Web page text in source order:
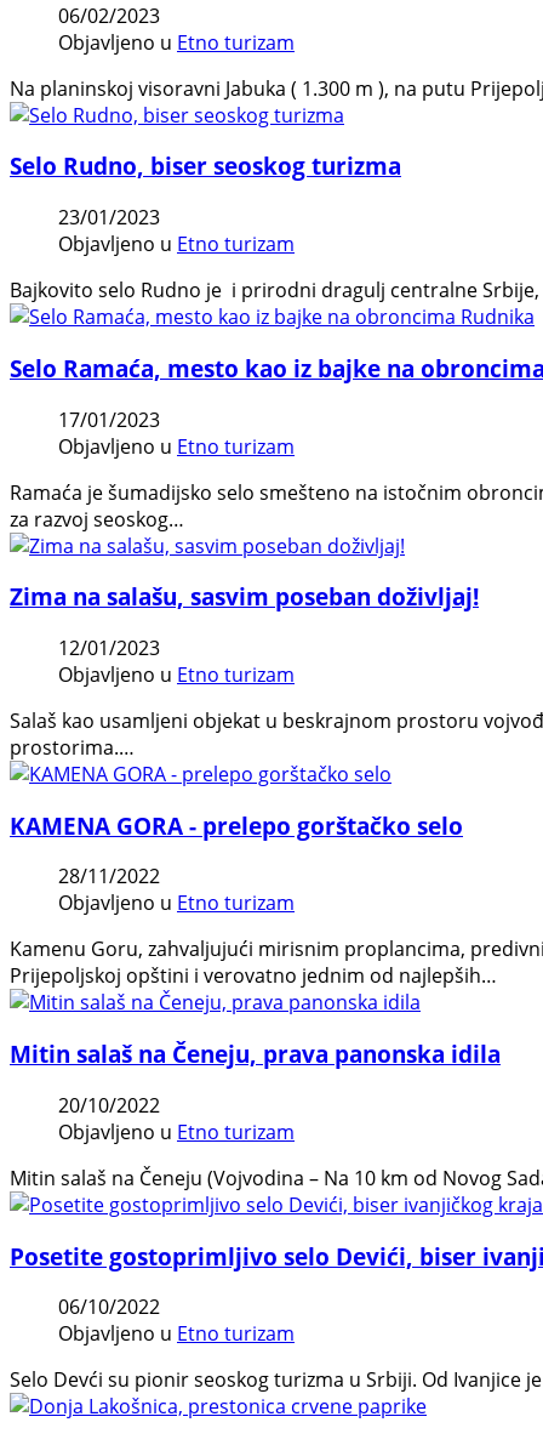
06/02/2023
Objavljeno u Etno turizam
Na planinskoj visoravni Jabuka ( 1.300 m ), na putu
Selo Rudno, biser seoskog turizma
23/01/2023
Objavljeno u Etno turizam
Bajkovito selo Rudno je i prirodni dragulj centralne
Selo Ramaća, mesto kao iz bajke na
17/01/2023
Objavljeno u Etno turizam
Ramaća je šumadijsko selo smešteno na istočnim
za razvoj seoskog…
Zima na salašu, sasvim poseban doživljaj!
12/01/2023
Objavljeno u Etno turizam
Salaš kao usamljeni objekat u beskrajnom prostoru
prostorima.…
KAMENA GORA - prelepo gorštačko selo
28/11/2022
Objavljeno u Etno turizam
Kamenu Goru, zahvaljujući mirisnim proplancima,
Prijepoljskoj opštini i verovatno jednim od najlepših…
Mitin salaš na Čeneju, prava panonska idila
20/10/2022
Objavljeno u Etno turizam
Mitin salaš na Čeneju (Vojvodina – Na 10 km od Novog
Posetite gostoprimljivo selo Devići, biser
06/10/2022
Objavljeno u Etno turizam
Selo Devći su pionir seoskog turizma u Srbiji. Od Ivanjice